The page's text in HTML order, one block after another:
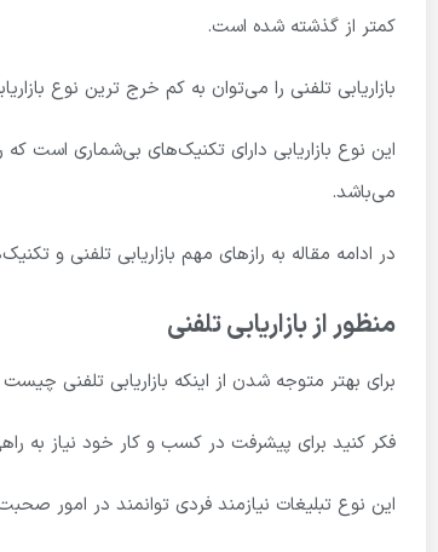
کمتر از گذشته شده است.
بازاریابی تلفنی را می‌توان به کم خرج ترین نوع
این نوع بازاریابی دارای تکنیک‌های بی‌شماری است که
می‌باشد.
در ادامه مقاله به رازهای مهم بازاریابی تلفنی و
منظور از بازاریابی تلفنی
برای بهتر متوجه شدن از اینکه بازاریابی تلفنی
فکر کنید برای پیشرفت در کسب و کار خود نیاز به
این نوع تبلیغات نیازمند فردی توانمند در امور